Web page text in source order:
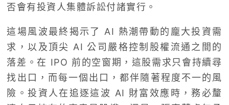
否會有投資人集體訴訟付諸實行。
這場風波最終揭示了 AI 熱潮帶動的龐大投資需
求，以及頂尖 AI 公司嚴格控制股權流通之間的
落差。在 IPO 前的空窗期，這股需求只會持續尋
找出口，而每一個出口，都伴隨著程度不一的風
險。投資人在追逐這波 AI 財富效應時，務必釐